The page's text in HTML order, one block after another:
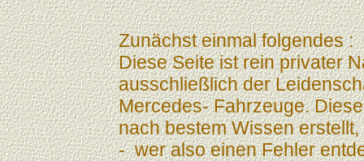
Zunächst einmal folgendes
Diese Seite ist rein privater
ausschließlich der
Mercedes- Fahrzeuge.
nach bestem Wissen
- wer also einen Fehler